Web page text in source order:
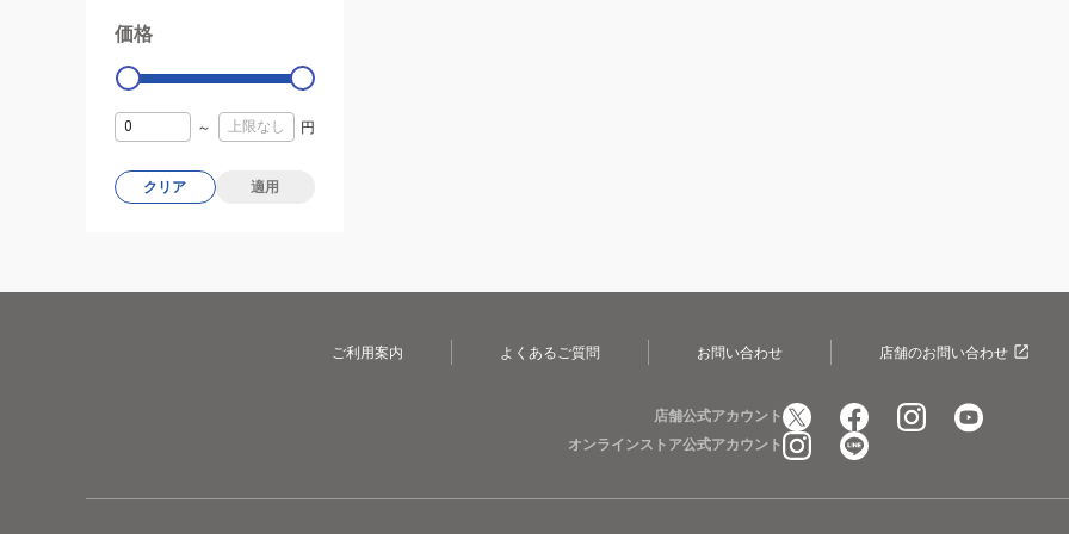
価格
0
～ 円
クリア 適用
ご利用案内 よくあるご質問 お問い合わせ 店舗のお問い合わせ
店舗公式アカウント
オンラインストア公式アカウント